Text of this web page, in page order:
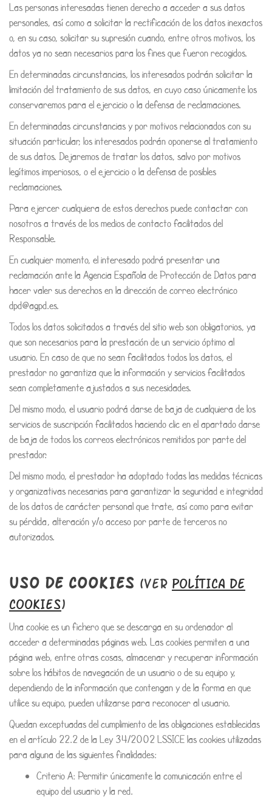
Las personas interesadas tienen derecho a acceder a sus datos
personales, así como a solicitar la rectificación de los datos inexactos
o, en su caso, solicitar su supresión cuando, entre otros motivos, los
datos ya no sean necesarios para los fines que fueron recogidos.
En determinadas circunstancias, los interesados podrán solicitar la
limitación del tratamiento de sus datos, en cuyo caso únicamente los
conservaremos para el ejercicio o la defensa de reclamaciones.
En determinadas circunstancias y por motivos relacionados con su
situación particular, los interesados podrán oponerse al tratamiento
de sus datos. Dejaremos de tratar los datos, salvo por motivos
legítimos imperiosos, o el ejercicio o la defensa de posibles
reclamaciones.
Para ejercer cualquiera de estos derechos puede contactar con
nosotros a través de los medios de contacto facilitados del
Responsable.
En cualquier momento, el interesado podrá presentar una
reclamación ante la Agencia Española de Protección de Datos para
hacer valer sus derechos en la dirección de correo electrónico
dpd@agpd.es.
Todos los datos solicitados a través del sitio web son obligatorios, ya
que son necesarios para la prestación de un servicio óptimo al
usuario. En caso de que no sean facilitados todos los datos, el
prestador no garantiza que la información y servicios facilitados
sean completamente ajustados a sus necesidades.
Del mismo modo, el usuario podrá darse de baja de cualquiera de los
servicios de suscripción facilitados haciendo clic en el apartado darse
de baja de todos los correos electrónicos remitidos por parte del
prestador.
Del mismo modo, el prestador ha adoptado todas las medidas técnicas
y organizativas necesarias para garantizar la seguridad e integridad
de los datos de carácter personal que trate, así como para evitar
su pérdida, alteración y/o acceso por parte de terceros no
autorizados.
USO DE COOKIES (VER POLÍTICA DE
COOKIES)
Una cookie es un fichero que se descarga en su ordenador al
acceder a determinadas páginas web. Las cookies permiten a una
página web, entre otras cosas, almacenar y recuperar información
sobre los hábitos de navegación de un usuario o de su equipo y,
dependiendo de la información que contengan y de la forma en que
utilice su equipo, pueden utilizarse para reconocer al usuario.
Quedan exceptuadas del cumplimiento de las obligaciones establecidas
en el artículo 22.2 de la Ley 34/2002 LSSICE las cookies utilizadas
para alguna de las siguientes finalidades:
Criterio A: Permitir únicamente la comunicación entre el
equipo del usuario y la red.